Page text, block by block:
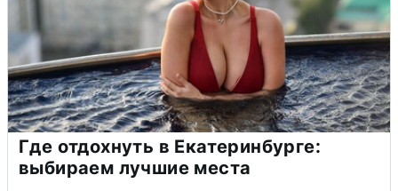
Где отдохнуть в Екатеринбурге:
выбираем лучшие места